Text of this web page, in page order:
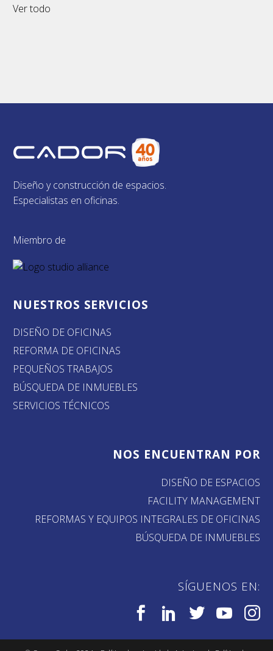
Ver todo
Diseño y construcción de espacios.
Especialistas en oficinas.
Miembro de
NUESTROS SERVICIOS
DISEÑO DE OFICINAS
REFORMA DE OFICINAS
PEQUEÑOS TRABAJOS
BÚSQUEDA DE INMUEBLES
SERVICIOS TÉCNICOS
NOS ENCUENTRAN POR
DISEÑO DE ESPACIOS
FACILITY MANAGEMENT
REFORMAS Y EQUIPOS INTEGRALES DE OFICINAS
BÚSQUEDA DE INMUEBLES
SÍGUENOS EN: